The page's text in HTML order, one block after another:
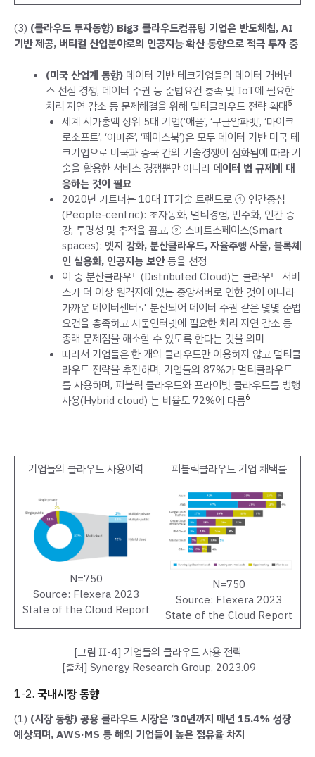
(3) (클라우드 투자동향) Big3 클라우드컴퓨팅 기업은 반도체칩, AI
기반 제공, 버티컬 산업분야로의 인공지능 확산 동향으로 적극 투자 중
(미국 산업계 동향) 데이터 기반 테크기업들의 데이터 거버넌
스 선점 경쟁, 데이터 주권 등 준법요건 충족 및 IoT에 필요한
처리 지연 감소 등 문제해결을 위해 멀티클라우드 전략 확대5
세계 시가총액 상위 5대 기업(‘애플’, ‘구글알파벳’, ‘마이크
로소프트’, ‘아마존’, ‘페이스북’)은 모두 데이터 기반 미국 테
크기업으로 미국과 중국 간의 기술경쟁이 심화됨에 따라 기
술을 활용한 서비스 경쟁뿐만 아니라데이터 법 규제에 대
응하는 것이 필요
2020년 가트너는 10대 IT기술 트랜드로 ① 인간중심
(People-centric): 초자동화, 멀티경험, 민주화, 인간 증
강, 투명성 및 추적을 꼽고, ② 스마트스페이스(Smart
spaces): 엣지 강화, 분산클라우드, 자율주행 사물, 블록체
인 실용화, 인공지능 보안등을 선정
이 중 분산클라우드(Distributed Cloud)는 클라우드 서비
스가 더 이상 원격지에 있는 중앙서버로 인한 것이 아니라
가까운 데이터센터로 분산되어 데이터 주권 같은 몇몇 준법
요건을 충족하고 사물인터넷에 필요한 처리 지연 감소 등
종래 문제점을 해소할 수 있도록 한다는 것을 의미
따라서 기업들은 한 개의 클라우드만 이용하지 않고 멀티클
라우드 전략을 추진하며, 기업들의 87%가 멀티클라우드
를 사용하며, 퍼블릭 클라우드와 프라이빗 클라우드를 병행
사용(Hybrid cloud) 는 비율도 72%에 다름6
기업들의 클라우드 사용이력 퍼블릭클라우드 기업 채택률
N=750
Source: Flexera 2023
State of the Cloud Report
N=750
Source: Flexera 2023
State of the Cloud Report
[그림 Ⅱ-4] 기업들의 클라우드 사용 전략
[출처] Synergy Research Group, 2023.09
1-2. 국내시장 동향
(1) (시장 동향) 공용 클라우드 시장은 ’30년까지 매년 15.4% 성장
예상되며, AWS·MS 등 해외 기업들이 높은 점유율 차지